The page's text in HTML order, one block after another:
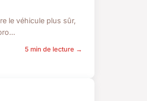
le véhicule plus sûr,
5 min de lecture →